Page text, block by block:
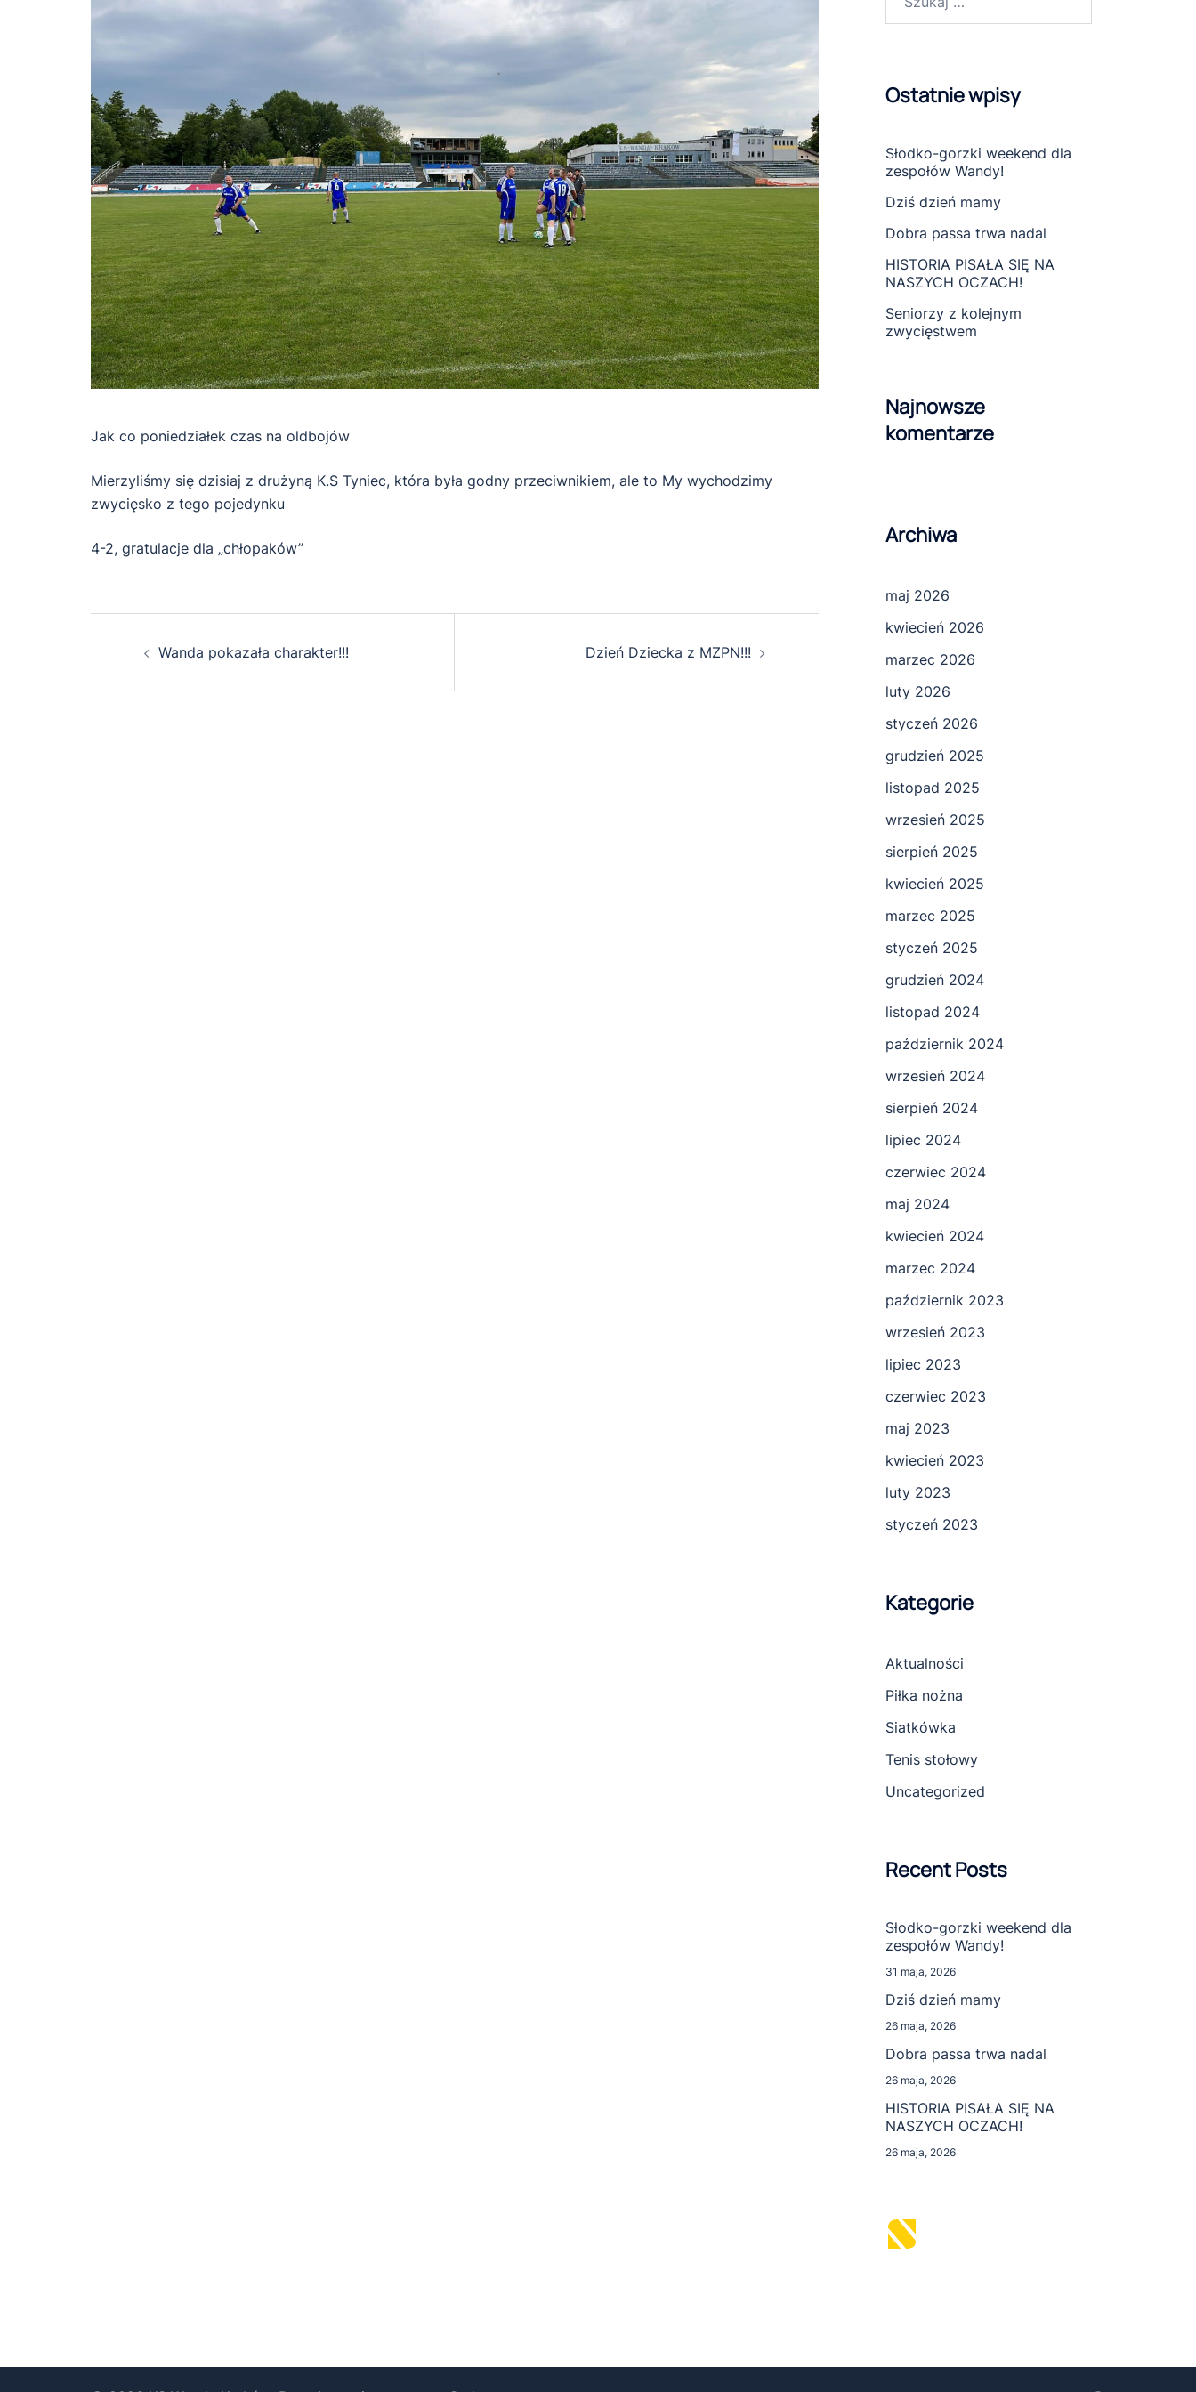
Jak co poniedziałek czas na oldbojów
Mierzyliśmy się dzisiaj z drużyną K.S Tyniec, która była godny przeciwnikiem, ale to My wychodzimy
zwycięsko z tego pojedynku
4-2, gratulacje dla „chłopaków”
ZobaczWanda pokazała charakter!!! Dzień Dziecka z MZPN!!!
Ostatnie wpisy
Słodko-gorzki weekend dla
zespołów Wandy!
Dziś dzień mamy
Dobra passa trwa nadal
HISTORIA PISAŁA SIĘ NA
NASZYCH OCZACH!
Seniorzy z kolejnym
zwycięstwem
Najnowsze
komentarze
Archiwa
maj 2026
kwiecień 2026
marzec 2026
luty 2026
styczeń 2026
grudzień 2025
listopad 2025
wrzesień 2025
sierpień 2025
kwiecień 2025
marzec 2025
styczeń 2025
grudzień 2024
listopad 2024
październik 2024
wrzesień 2024
sierpień 2024
lipiec 2024
czerwiec 2024
maj 2024
kwiecień 2024
marzec 2024
październik 2023
wrzesień 2023
lipiec 2023
czerwiec 2023
maj 2023
kwiecień 2023
luty 2023
styczeń 2023
Kategorie
Aktualności
Piłka nożna
Siatkówka
Tenis stołowy
Uncategorized
Recent Posts
Słodko-gorzki weekend dla
zespołów Wandy!
31 maja, 2026
Dziś dzień mamy
26 maja, 2026
Dobra passa trwa nadal
26 maja, 2026
HISTORIA PISAŁA SIĘ NA
NASZYCH OCZACH!
26 maja, 2026